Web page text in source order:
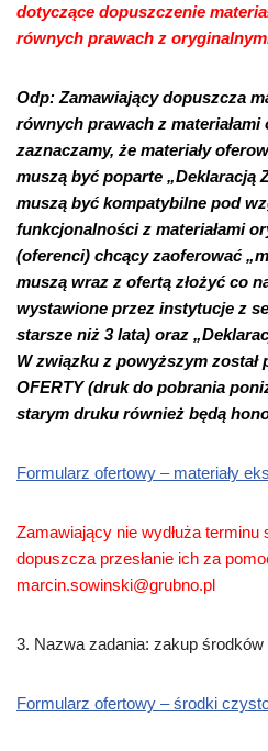
dotyczące dopuszczenie
równych prawach z
Odp: Zamawiający dopuszcza
równych prawach z
zaznaczamy, że materiały
muszą być poparte „Deklaracją
muszą być kompatybilne pod
funkcjonalności z materiałami
(oferenci) chcący zaoferować
muszą wraz z ofertą złożyć co
wystawione przez instytucje z
starsze niż 3 lata) oraz
W związku z powyższym
OFERTY (druk do pobrania
starym druku również będą
Formularz ofertowy – materiały
Zamawiający nie wydłuża terminu
dopuszcza przesłanie ich za
marcin.sowinski@grubno.pl
3. Nazwa zadania: zakup
Formularz ofertowy – środki